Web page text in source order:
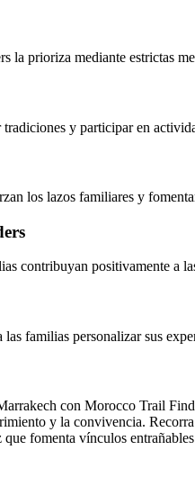
prioriza mediante estrictas
y participar en
los lazos familiares y
contribuyan positivamente a
familias personalizar sus
con Morocco Trail
y la convivencia.
fomenta vínculos